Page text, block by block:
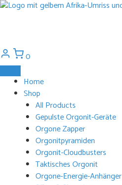
Zum
0
Home
Shop
All Products
Gepulste Orgonit-Geräte
Orgone Zapper
Orgonitpyramiden
Orgonit-Cloudbusters
Taktisches Orgonit
Orgone-Energie-Anhänger